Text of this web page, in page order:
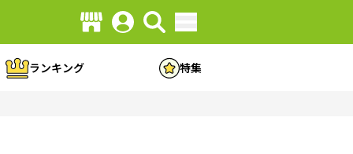
ランキング 特集